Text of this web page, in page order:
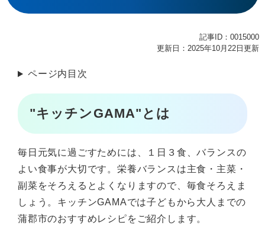
記事ID：0015000
更新日：2025年10月22日更新
ページ内目次
"キッチンGAMA"とは
毎日元気に過ごすためには、１日３食、バランスの
よい食事が大切です。栄養バランスは主食・主菜・
副菜をそろえるとよくなりますので、毎食そろえま
しょう。キッチンGAMAでは子どもから大人までの
蒲郡市のおすすめレシピをご紹介します。